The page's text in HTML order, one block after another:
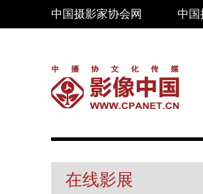
中国摄影家协会网 中国
在线影展